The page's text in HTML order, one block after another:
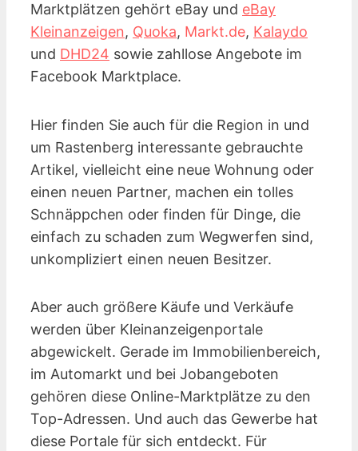
Marktplätzen gehört eBay und eBay
Kleinanzeigen, Quoka, Markt.de, Kalaydo
und DHD24 sowie zahllose Angebote im
Facebook Marktplace.
Hier finden Sie auch für die Region in und
um Rastenberg interessante gebrauchte
Artikel, vielleicht eine neue Wohnung oder
einen neuen Partner, machen ein tolles
Schnäppchen oder finden für Dinge, die
einfach zu schaden zum Wegwerfen sind,
unkompliziert einen neuen Besitzer.
Aber auch größere Käufe und Verkäufe
werden über Kleinanzeigen­portale
abgewickelt. Gerade im Immobilienbereich,
im Automarkt und bei Jobangeboten
gehören diese Online-Marktplätze zu den
Top-Adressen. Und auch das Gewerbe hat
diese Portale für sich entdeckt. Für